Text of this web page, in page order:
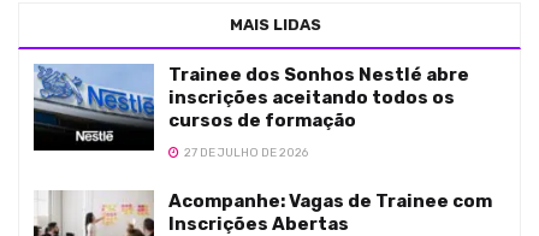
MAIS LIDAS
Trainee dos Sonhos Nestlé abre
inscrições aceitando todos os
cursos de formação
27 DE JULHO DE 2026
Acompanhe: Vagas de Trainee com
Inscrições Abertas